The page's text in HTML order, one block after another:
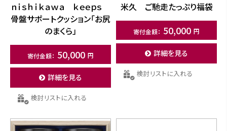
ｎｉｓｈｉｋａｗａ ｋｅｅｐｓ
骨盤サポートクッション「お尻
のまくら」
50,000
詳細を見る
検討リストに入れる
米久 ご馳走たっぷり福袋
50,000
詳細を見る
検討リストに入れる